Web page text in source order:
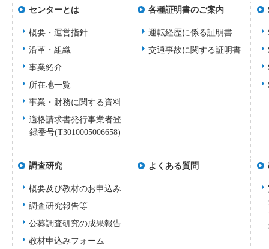
センターとは
概要・運営指針
沿革・組織
事業紹介
所在地一覧
事業・財務に関する資料
適格請求書発行事業者登
録番号(T3010005006658)
各種証明書のご案内
運転経歴に係る証明書
交通事故に関する証明書
調査研究
概要及び教材のお申込み
調査研究報告等
公募調査研究の成果報告
教材申込みフォーム
よくある質問